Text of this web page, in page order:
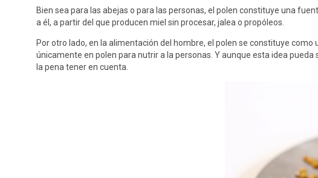
Bien sea para las abejas o para las personas, el polen constituye una
a él, a partir del que producen miel sin procesar, jalea o propóleos.
Por otro lado, en la alimentación del hombre, el polen se constituye
únicamente en polen para nutrir a la personas. Y aunque esta idea
la pena tener en cuenta.